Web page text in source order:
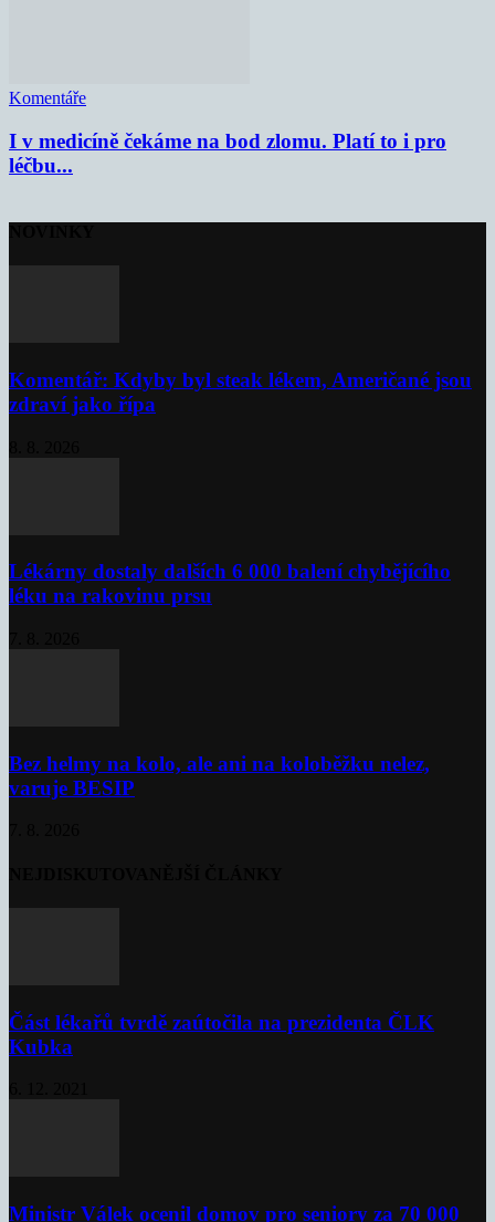
Komentáře
I v medicíně čekáme na bod zlomu. Platí to i pro
léčbu...
Komentář: Kdyby byl steak lékem, Američané jsou
zdraví jako řípa
Lékárny dostaly dalších 6 000 balení chybějícího
léku na rakovinu prsu
Bez helmy na kolo, ale ani na koloběžku nelez,
varuje BESIP
Část lékařů tvrdě zaútočila na prezidenta ČLK
Kubka
Ministr Válek ocenil domov pro seniory za 70 000